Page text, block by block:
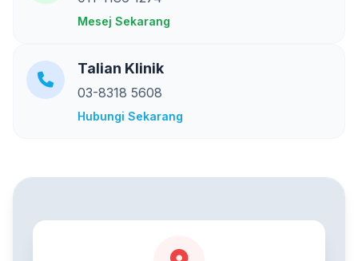
Mesej Sekarang
Talian Klinik
03-8318 5608
Hubungi Sekarang